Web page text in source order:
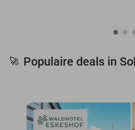
🚀 Populaire deals in